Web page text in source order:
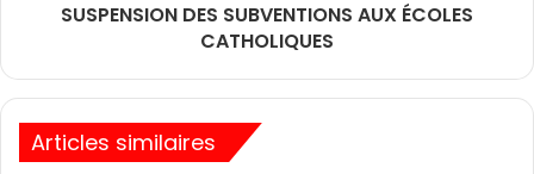
SUSPENSION DES SUBVENTIONS AUX ÉCOLES
CATHOLIQUES
Articles similaires